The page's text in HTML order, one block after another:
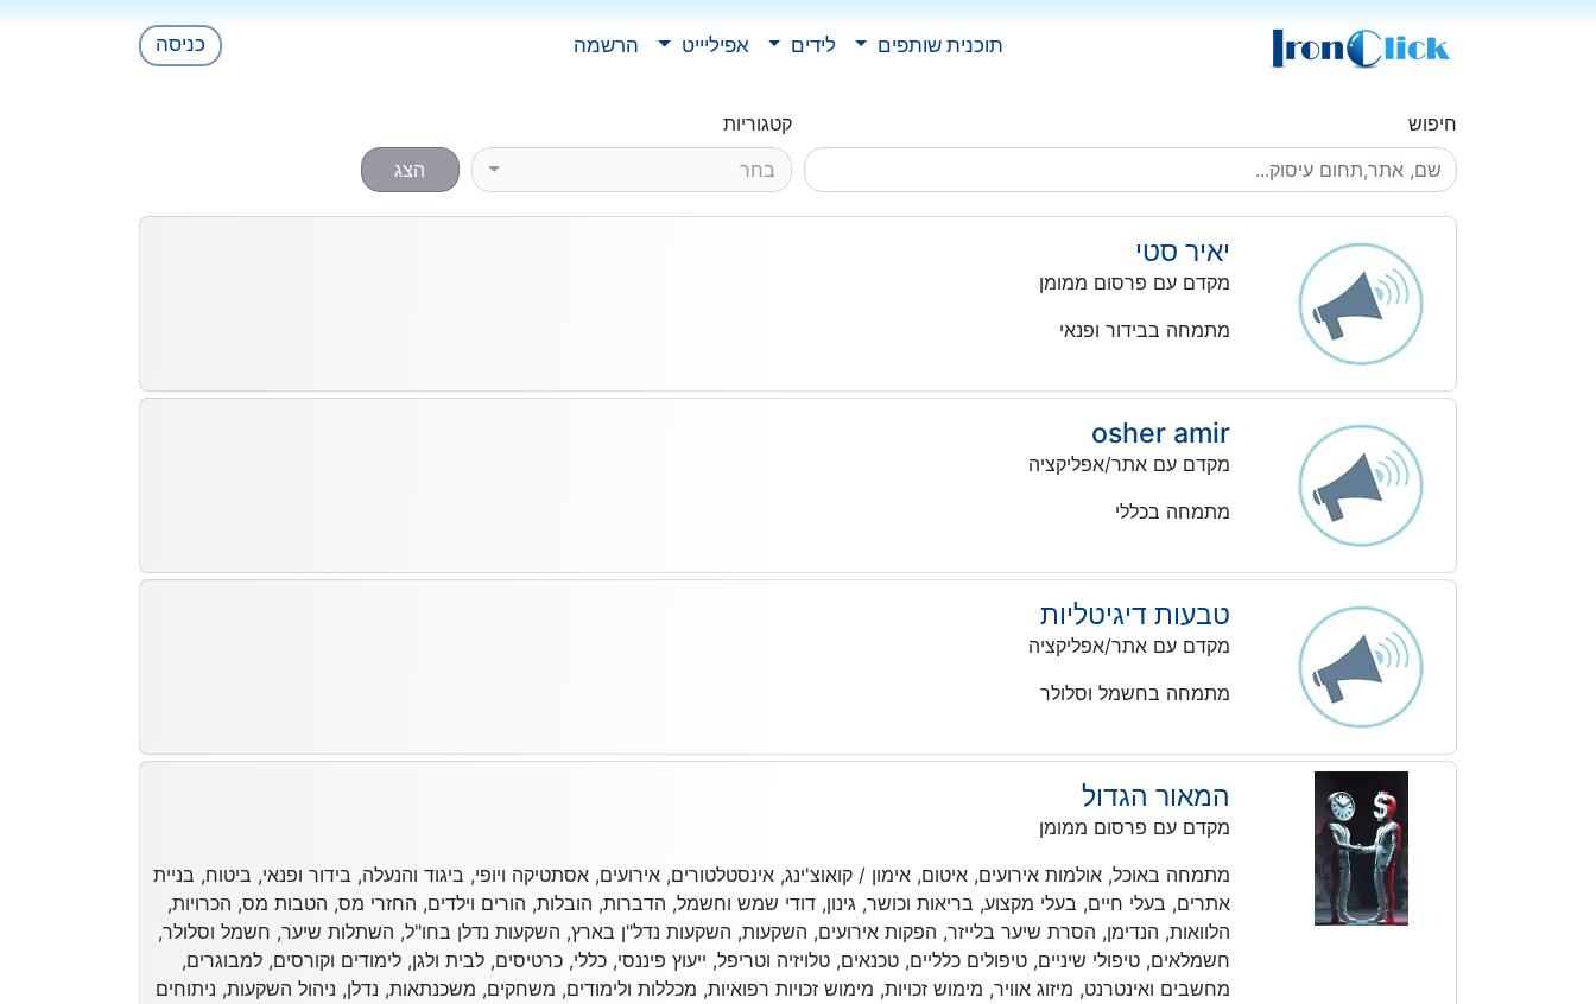
תוכנית שותפים לידים אפיליייט הרשמה כניסה
חיפוש
קטגוריות
בחר
הצג
יאיר סטי
מקדם עם פרסום ממומן
מתמחה בבידור ופנאי
osher amir
מקדם עם אתר/אפליקציה
מתמחה בכללי
טבעות דיגיטליות
מקדם עם אתר/אפליקציה
מתמחה בחשמל וסלולר
המאור הגדול
מקדם עם פרסום ממומן
מתמחה באוכל, אולמות אירועים, איטום, אימון / קואוצ'ינג, אינסטלטורים, אירועים, אסתטיקה ויופי, ביגוד והנעלה, בידור ופנאי, ביטוח, בניית
אתרים, בעלי חיים, בעלי מקצוע, בריאות וכושר, גינון, דודי שמש וחשמל, הדברות, הובלות, הורים וילדים, החזרי מס, הטבות מס, הכרויות,
הלוואות, הנדימן, הסרת שיער בלייזר, הפקות אירועים, השקעות, השקעות נדל"ן בארץ, השקעות נדלן בחו"ל, השתלות שיער, חשמל וסלולר,
חשמלאים, טיפולי שיניים, טיפולים כלליים, טכנאים, טלויזיה וטריפל, ייעוץ פיננסי, כללי, כרטיסים, לבית ולגן, לימודים וקורסים, למבוגרים,
מחשבים ואינטרנט, מיזוג אוויר, מימוש זכויות, מימוש זכויות רפואיות, מכללות ולימודים, משחקים, משכנתאות, נדלן, ניהול השקעות, ניתוחים